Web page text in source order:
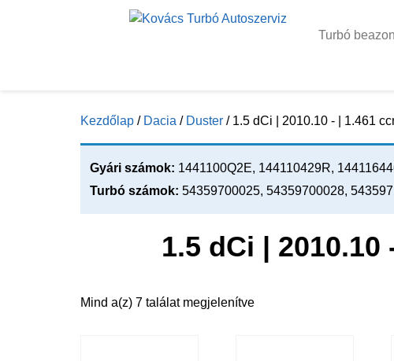
Turbó
Kezdőlap / Dacia / Duster / 1.5 dCi | 2010.10 - | 1.461
Gyári számok: 1441100Q2E, 144110429R,
Turbó számok: 54359700025, 54359700028,
1.5 dCi |
Mind a(z) 7 találat megjelenítve